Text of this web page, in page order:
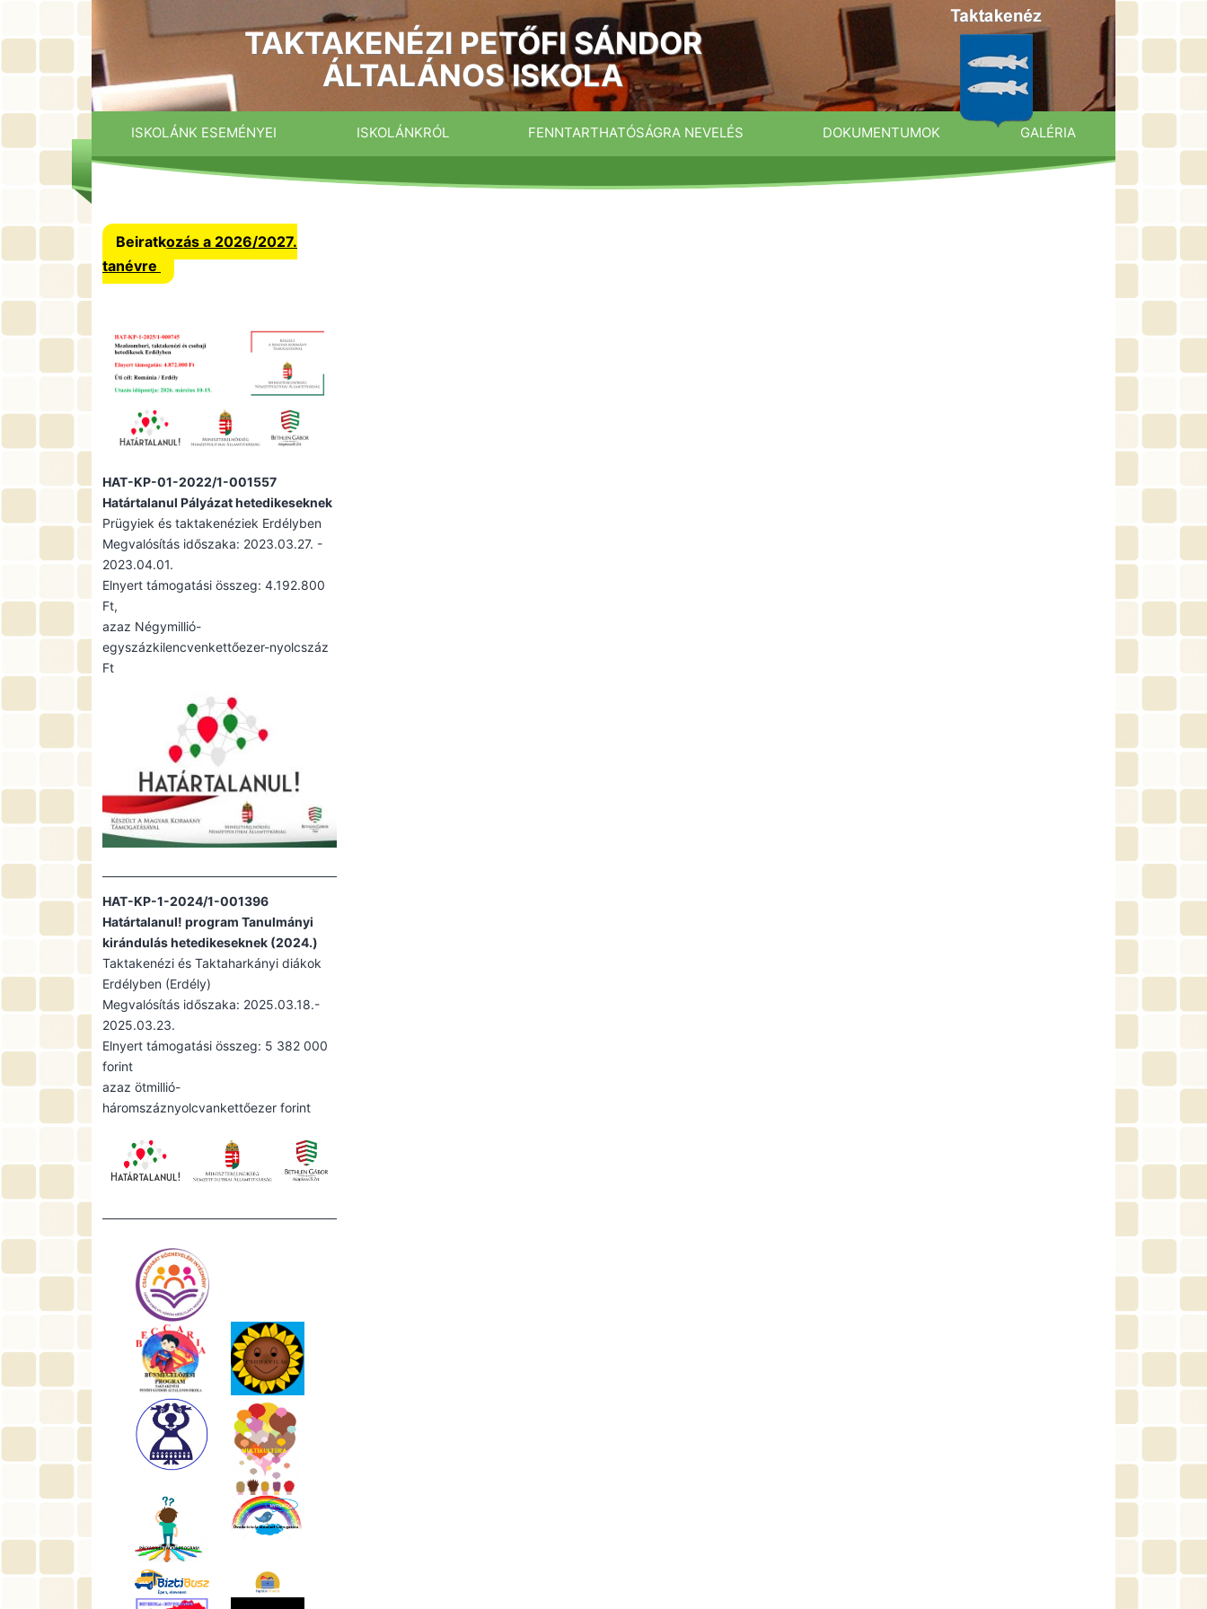
TAKTAKENÉZI PETŐFI SÁNDOR
ÁLTALÁNOS ISKOLA
ISKOLÁNK ESEMÉNYEI ISKOLÁNKRÓL FENNTARTHATÓSÁGRA NEVELÉS DOKUMENTUMOK GALÉRIA
Beiratkozás a 2026/2027.
tanévre
HAT-KP-01-2022/1-001557
Határtalanul Pályázat hetedikeseknek
Prügyiek és taktakenéziek Erdélyben
Megvalósítás időszaka: 2023.03.27. -
2023.04.01.
Elnyert támogatási összeg: 4.192.800
Ft,
azaz Négymillió-
egyszázkilencvenkettőezer-nyolcszáz
Ft
HAT-KP-1-2024/1-001396
Határtalanul! program Tanulmányi
kirándulás hetedikeseknek (2024.)
Taktakenézi és Taktaharkányi diákok
Erdélyben (Erdély)
Megvalósítás időszaka: 2025.03.18.-
2025.03.23.
Elnyert támogatási összeg: 5 382 000
forint
azaz ötmillió-
háromszáznyolcvankettőezer forint